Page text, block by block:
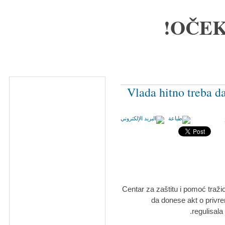
Vlada hitno treba
Centar za zaštitu i pomoć
da donese akt o